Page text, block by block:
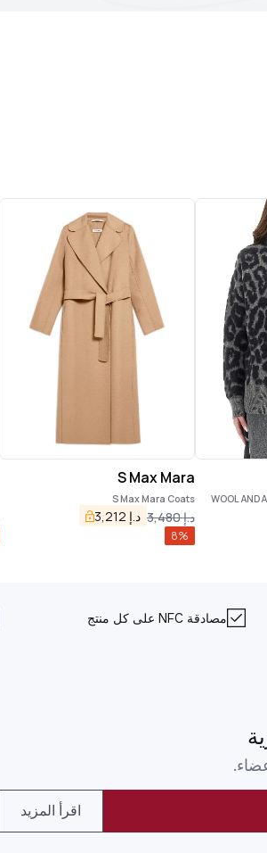
WOOL AND
S Max Mara
S Max Mara Coats
د.إ3,480 د.إ 3,212
8%
مصادقة NFC على كل منتج
اقرأ المزيد